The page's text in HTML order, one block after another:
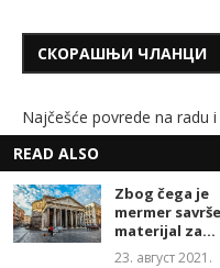
СКОРАШЊИ ЧЛАНЦИ
Najčešće povrede na radu
Savremeni studenti traže
rezultatima
Soda bikarbona, sirće i
stvarno mogu da odguše
READ ALSO
Zbog čega je
mermer
materijal za...
23. август 2021.